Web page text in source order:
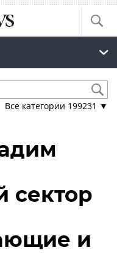
Все категории 199231 ▼
и